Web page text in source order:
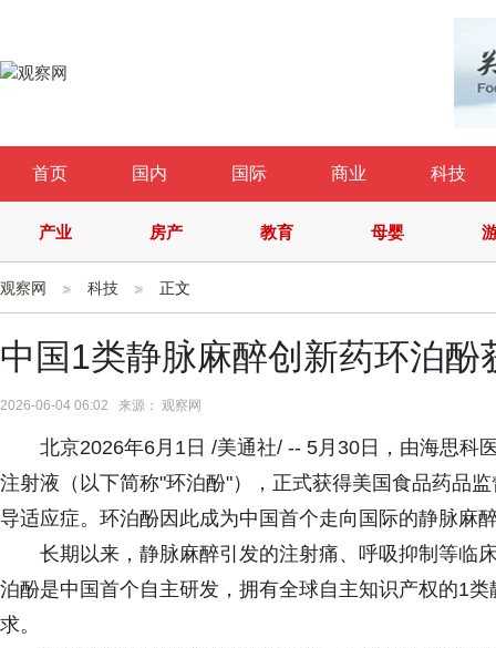
首页 国内 国际 商业 科技
产业 房产 教育 母婴
观察网 科技 正文
中国1类静脉麻醉创新药环泊酚
2026-06-04 06:02 来源： 观察网
北京2026年6月1日 /美通社/ -- 5月30日，由海思
注射液（以下简称"环泊酚"），正式获得美国食品药品
导适应症。环泊酚因此成为中国首个走向国际的静脉麻
长期以来，静脉麻醉引发的注射痛、呼吸抑制等临
泊酚是中国首个自主研发，拥有全球自主知识产权的1
求。